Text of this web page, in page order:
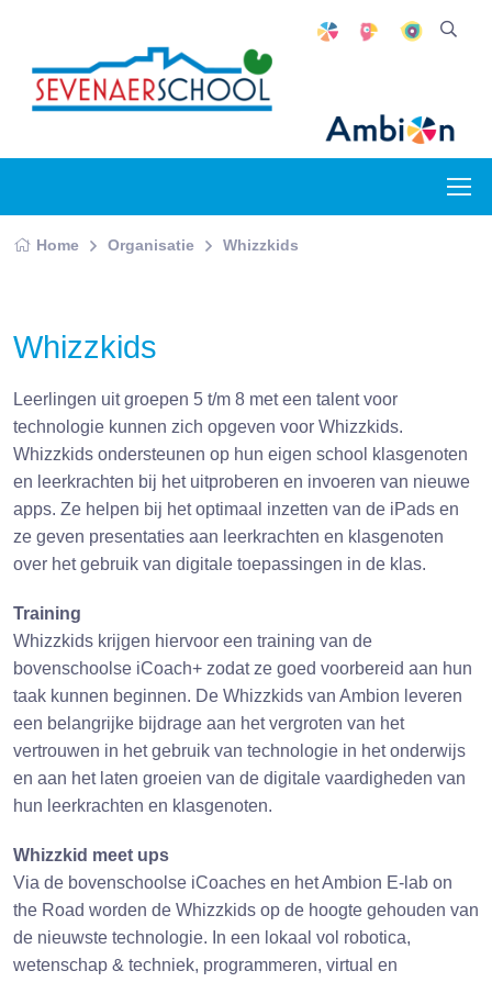
Home Organisatie Whizzkids
Whizzkids
Leerlingen uit groepen 5 t/m 8 met een talent voor
technologie kunnen zich opgeven voor Whizzkids.
Whizzkids ondersteunen op hun eigen school klasgenoten
en leerkrachten bij het uitproberen en invoeren van nieuwe
apps. Ze helpen bij het optimaal inzetten van de iPads en
ze geven presentaties aan leerkrachten en klasgenoten
over het gebruik van digitale toepassingen in de klas.
Training
Whizzkids krijgen hiervoor een training van de
bovenschoolse iCoach+ zodat ze goed voorbereid aan hun
taak kunnen beginnen. De Whizzkids van Ambion leveren
een belangrijke bijdrage aan het vergroten van het
vertrouwen in het gebruik van technologie in het onderwijs
en aan het laten groeien van de digitale vaardigheden van
hun leerkrachten en klasgenoten.
Whizzkid meet ups
Via de bovenschoolse iCoaches en het Ambion E-lab on
the Road worden de Whizzkids op de hoogte gehouden van
de nieuwste technologie. In een lokaal vol robotica,
wetenschap & techniek, programmeren, virtual en